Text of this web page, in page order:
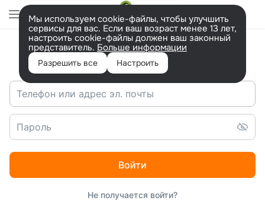
Перейти
ограниченными
возможностями.
Мы используем cookie-файлы, чтобы улучшить
сервисы для вас. Если ваш возраст менее 13 лет,
настроить cookie-файлы должен ваш законный
представитель. Больше информации
Разрешить все Настроить
Вход в ОК
Войти
Не получается войти?